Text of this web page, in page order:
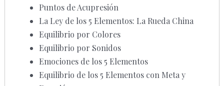
Puntos de Acupresión
La Ley de los 5 Elementos: La Rueda China
Equilibrio por Colores
Equilibrio por Sonidos
Emociones de los 5 Elementos
Equilibrio de los 5 Elementos con Meta y